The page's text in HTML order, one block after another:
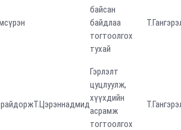
байсан
байдлаа
тогтоолгох
тухай
Т.Цэрэннадмид
Гэрлэлт
цуцлуулж,
хүүхдийн
асрамж
тогтоолгох